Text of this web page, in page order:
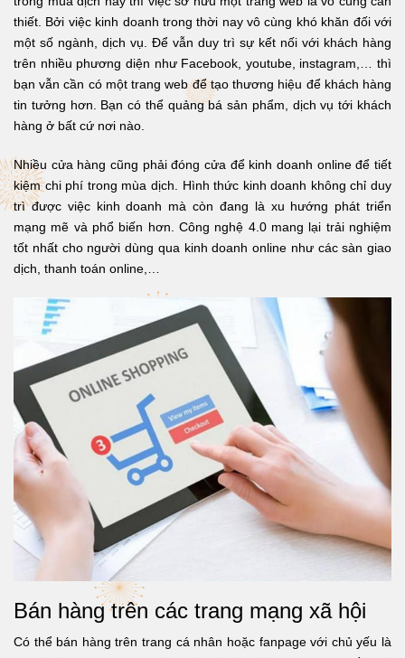
thiết. Bởi việc kinh doanh trong thời nay vô cùng khó khăn đối với
một số ngành, dịch vụ. Để vẫn duy trì sự kết nối với khách hàng
trên nhiều phương diện như Facebook, youtube, instagram,… thì
bạn vẫn cần có một trang web để tạo thương hiệu để khách hàng
tin tưởng hơn. Bạn có thể quảng bá sản phẩm, dịch vụ tới khách
hàng ở bất cứ nơi nào.
Nhiều cửa hàng cũng phải đóng cửa để kinh doanh online để tiết
kiệm chi phí trong mùa dịch. Hình thức kinh doanh không chỉ duy
trì được việc kinh doanh mà còn đang là xu hướng phát triển
mạng mẽ và phổ biến hơn. Công nghệ 4.0 mang lại trải nghiệm
tốt nhất cho người dùng qua kinh doanh online như các sàn giao
dịch, thanh toán online,…
Bán hàng trên các trang mạng xã hội
Có thể bán hàng trên trang cá nhân hoặc fanpage với chủ yếu là